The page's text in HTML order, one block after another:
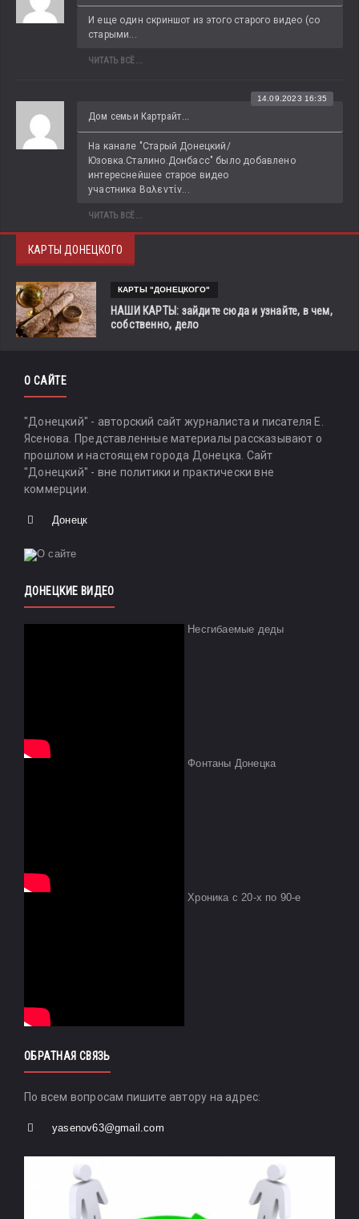
И еще один скриншот из этого старого видео (со
старыми...
ЧИТАТЬ ВСЁ...
Дом семьи Картрайт...
14.09.2023 16:35
На канале "Старый Донецкий/
Юзовка.Сталино.Донбасс" было добавлено
интереснейшее старое видео
участника Βαλεντίν...
ЧИТАТЬ ВСЁ...
КАРТЫ ДОНЕЦКОГО
КАРТЫ "ДОНЕЦКОГО"
НАШИ КАРТЫ: зайдите сюда и узнайте, в чем,
собственно, дело
О САЙТЕ
"Донецкий" - авторский сайт журналиста и писателя Е.
Ясенова. Представленные материалы рассказывают о
прошлом и настоящем города Донецка. Сайт
"Донецкий" - вне политики и практически вне
коммерции.
Донецк
ДОНЕЦКИЕ ВИДЕО
Несгибаемые деды
Фонтаны Донецка
Хроника с 20-х по 90-е
ОБРАТНАЯ СВЯЗЬ
По всем вопросам пишите автору на адрес:
yasenov63@gmail.com